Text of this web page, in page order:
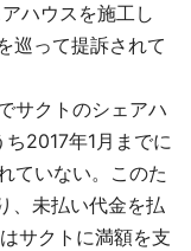
ハウスを施工し
巡って提訴されて
サクトのシェアハ
2017年1月までに
ていない。このた
、未払い代金を払
サクトに満額を支